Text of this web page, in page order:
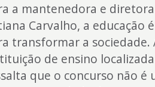
a mantenedora e
Carvalho, a educação
transformar a sociedade.
de ensino
que o concurso não é